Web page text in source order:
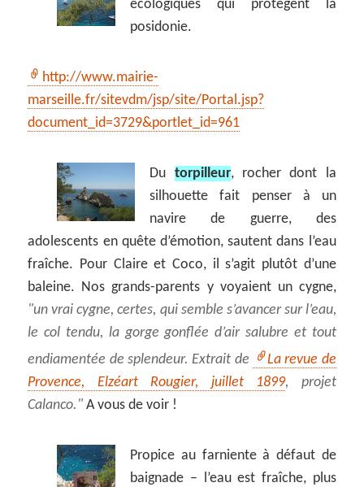
écologiques qui protègent la
posidonie.
http://www.mairie-
marseille.fr/sitevdm/jsp/site/Portal.jsp?
document_id=3729&portlet_id=961
Du torpilleur, rocher dont la
silhouette fait penser à un
navire de guerre, des
adolescents en quête d’émotion, sautent dans l’eau
fraîche. Pour Claire et Coco, il s’agit plutôt d’une
baleine. Nos grands-parents y voyaient un cygne,
un vrai cygne, certes, qui semble s’avancer sur l’eau,
le col tendu, la gorge gonflée d’air salubre et tout
endiamentée de splendeur. Extrait de
La revue de
Provence, Elzéart Rougier, juillet 1899, projet
Calanco.
A vous de voir !
Propice au farniente à défaut de
baignade – l’eau est fraîche, plus